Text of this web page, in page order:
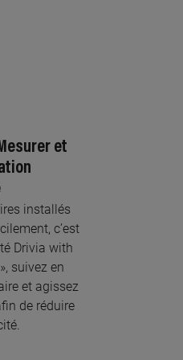
et
installés
c’est
Drivia with
suivez en
et agissez
de réduire